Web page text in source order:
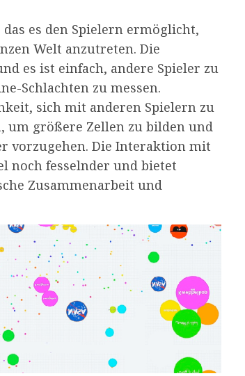
es den Spielern ermöglicht,
Welt anzutreten. Die
es ist einfach, andere Spieler zu
Schlachten zu messen.
sich mit anderen Spielern zu
um größere Zellen zu bilden und
vorzugehen. Die Interaktion mit
noch fesselnder und bietet
Zusammenarbeit und